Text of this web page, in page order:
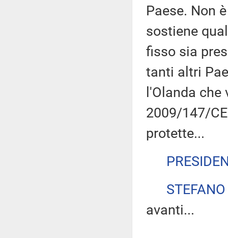
Paese. Non
sostiene
fisso sia
tanti altri
l'Olanda
2009/147/
protette...
avanti...